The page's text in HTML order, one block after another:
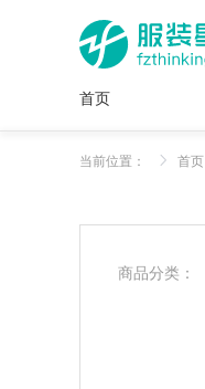
首页
当前位置： 首页
商品分类：